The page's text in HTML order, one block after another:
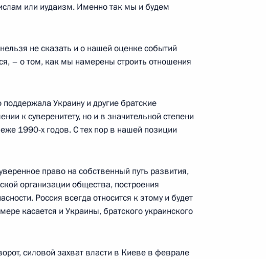
Собранию
12
Федерации
8
Российской Федерации
или иудаизм. Именно так мы и будем
не сказать и о нашей оценке событий
– о том, как мы намерены строить отношения
Украину и другие братские
к суверенитету, но и в значительной степени
1990-х годов. С тех пор в нашей позиции
право на собственный путь развития,
организации общества, построения
Россия всегда относится к этому и будет
касается и Украины, братского украинского
силовой захват власти в Киеве в феврале